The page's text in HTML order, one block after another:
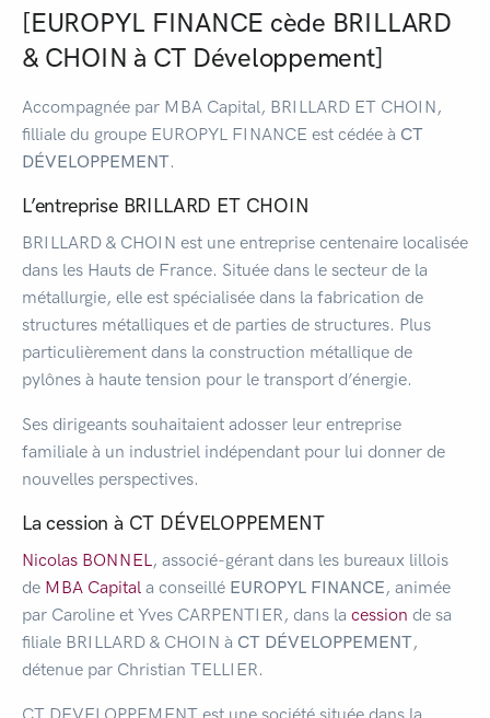
[EUROPYL FINANCE cède BRILLARD
& CHOIN à CT Développement]
Accompagnée par MBA Capital, BRILLARD ET CHOIN,
filliale du groupe EUROPYL FINANCE est cédée à CT
DÉVELOPPEMENT.
L’entreprise BRILLARD ET CHOIN
BRILLARD & CHOIN est une entreprise centenaire localisée
dans les Hauts de France. Située dans le secteur de la
métallurgie, elle est spécialisée dans la fabrication de
structures métalliques et de parties de structures. Plus
particulièrement dans la construction métallique de
pylônes à haute tension pour le transport d’énergie.
Ses dirigeants souhaitaient adosser leur entreprise
familiale à un industriel indépendant pour lui donner de
nouvelles perspectives.
La cession à CT DÉVELOPPEMENT
Nicolas BONNEL, associé-gérant dans les bureaux lillois
de MBA Capital a conseillé EUROPYL FINANCE, animée
par Caroline et Yves CARPENTIER, dans la cession de sa
filiale BRILLARD & CHOIN à CT DÉVELOPPEMENT,
détenue par Christian TELLIER.